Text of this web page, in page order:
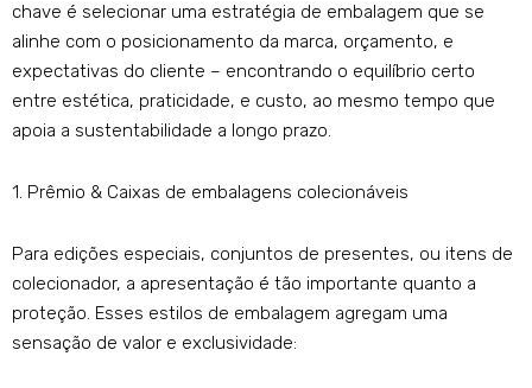
chave é selecionar uma estratégia de embalagem que se
alinhe com o posicionamento da marca, orçamento, e
expectativas do cliente – encontrando o equilíbrio certo
entre estética, praticidade, e custo, ao mesmo tempo que
apoia a sustentabilidade a longo prazo.
1. Prêmio & Caixas de embalagens colecionáveis
Para edições especiais, conjuntos de presentes, ou itens de
colecionador, a apresentação é tão importante quanto a
proteção. Esses estilos de embalagem agregam uma
sensação de valor e exclusividade: